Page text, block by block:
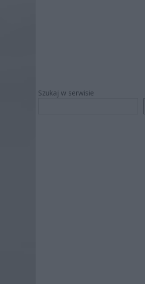
Szukaj w serwisie